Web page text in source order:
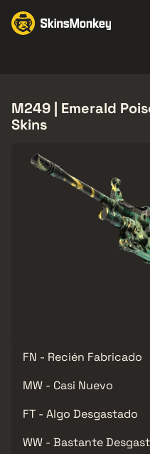
M249 | Emerald
Skins
FN - Recién Fabricado
MW - Casi Nuevo
FT - Algo Desgastado
WW - Bastante